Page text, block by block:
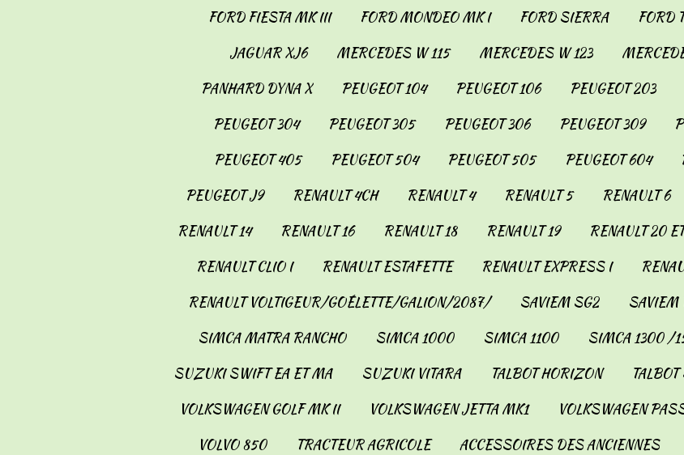
FORD FIESTA MK III
FORD MONDEO MK I FORD SIERRA FORD
JAGUAR XJ6
MERCEDES W 115 MERCEDES W 123
PANHARD DYNA X
PEUGEOT 104 PEUGEOT 106 PEUGEOT 203
PEUGEOT 304
PEUGEOT 305 PEUGEOT 306 PEUGEOT 309
PEUGEOT 405
PEUGEOT 504 PEUGEOT 505 PEUGEOT 604
PEUGEOT J9
RENAULT 4CH RENAULT 4 RENAULT 5 RENAULT 6
RENAULT 14
RENAULT 16 RENAULT 18 RENAULT 19 RENAULT 20
RENAULT CLIO I
RENAULT ESTAFETTE RENAULT EXPRESS I
RENAULT VOLTIGEUR/GOÉLETTE/GALION/2087/
SAVIEM SG2 SAVIEM
SIMCA MATRA RANCHO
SIMCA 1000 SIMCA 1100 SIMCA 1300 /
SUZUKI SWIFT EA ET MA
SUZUKI VITARA TALBOT HORIZON
VOLKSWAGEN GOLF MK II
VOLKSWAGEN JETTA MK1 VOLKSWAGEN
VOLVO 850
TRACTEUR AGRICOLE ACCESSOIRES DES ANCIENNES